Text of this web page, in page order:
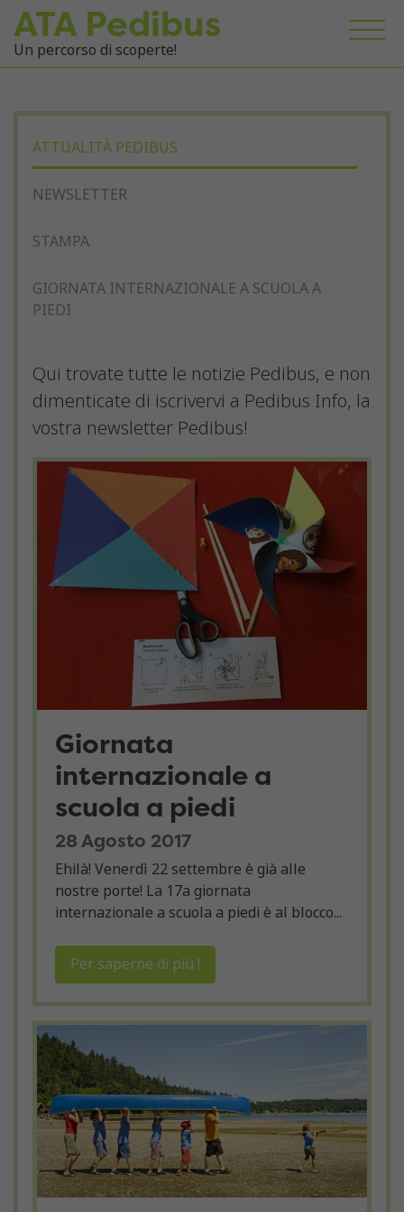
ATA Pedibus
Un percorso di scoperte!
ATTUALITÀ PEDIBUS
NEWSLETTER
STAMPA
GIORNATA INTERNAZIONALE A SCUOLA A
PIEDI
Qui trovate tutte le notizie Pedibus, e non
dimenticate di iscrivervi a Pedibus Info, la
vostra newsletter Pedibus!
Giornata
internazionale a
scuola a piedi
28 Agosto 2017
Ehilà! Venerdì 22 settembre è già alle
nostre porte! La 17a giornata
internazionale a scuola a piedi è al blocco...
Per saperne di più !